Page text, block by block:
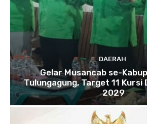
DAERAH
Gelar Musancab se-
Tulungagung, Target 11 Kursi
2029